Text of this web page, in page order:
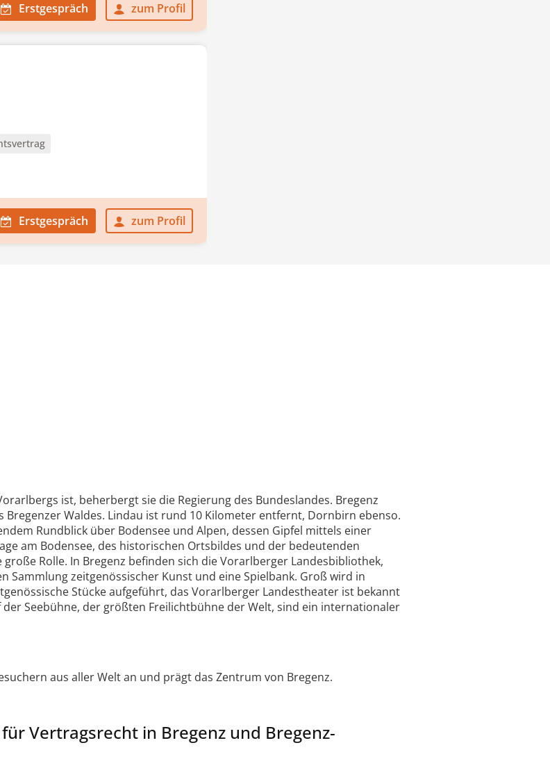
Erstgespräch zum Profil
Erstgespräch zum Profil
ist, beherbergt sie die Regierung des Bundeslandes. Bregenz
Bregenzer Waldes. Lindau ist rund 10 Kilometer entfernt, Dornbirn ebenso.
Rundblick über Bodensee und Alpen, dessen Gipfel mittels einer
am Bodensee, des historischen Ortsbildes und der bedeutenden
Rolle. In Bregenz befinden sich die Vorarlberger Landesbibliothek,
zeitgenössischer Kunst und eine Spielbank. Groß wird in
Stücke aufgeführt, das Vorarlberger Landestheater ist bekannt
Seebühne, der größten Freilichtbühne der Welt, sind ein internationaler
aus aller Welt an und prägt das Zentrum von Bregenz.
Vertragsrecht in Bregenz und Bregenz-